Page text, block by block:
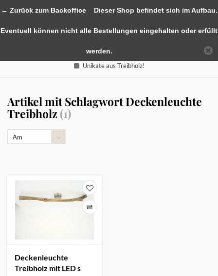
Unikate aus Treibholz!
Artikel mit Schlagwort Deckenleuchte
Treibholz (1)
Am
Deckenleuchte
Treibholz mit LED s
← Zurück zum BackofficeDieser Shop befindet sich im Aufbau.
Eventuell können nicht alle Bestellungen eingehalten oder erfüllt
werden.